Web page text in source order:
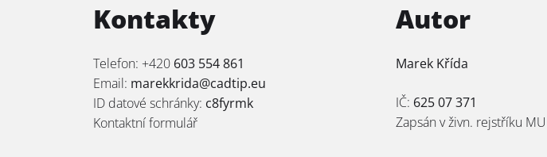
Kontakty
Telefon: +420 603 554 861
Email: marekkrida@cadtip.eu
ID datové schránky: c8fyrmk
Kontaktní formulář
Autor
Marek Křída
IČ: 625 07 371
Zapsán v živn. rejstříku MU